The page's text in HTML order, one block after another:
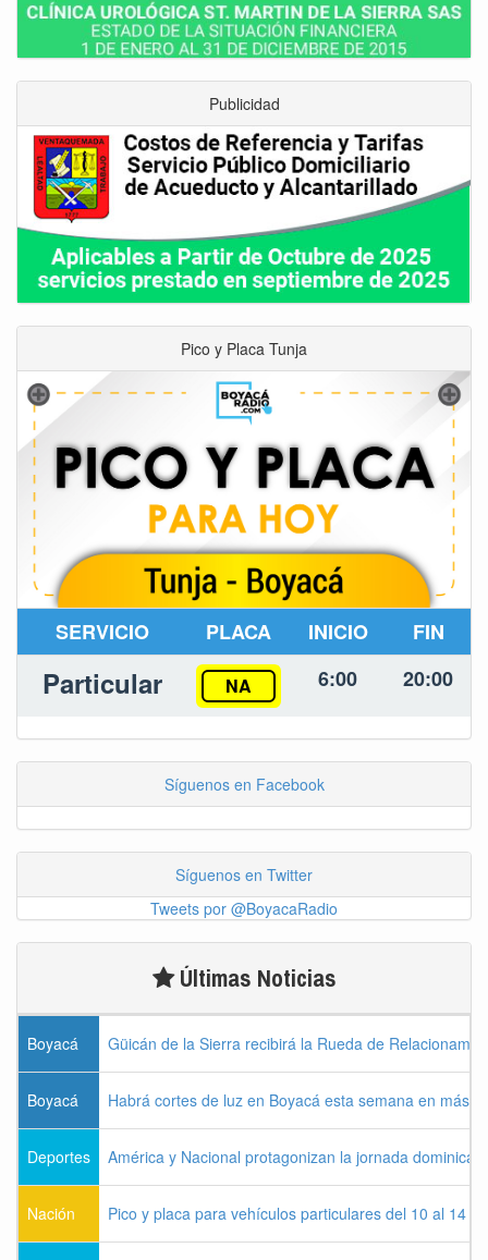
Publicidad
Pico y Placa Tunja
SERVICIO PLACA INICIO FIN
Particular NA 6:00 20:00
Síguenos en Facebook
Síguenos en Twitter
Tweets por @BoyacaRadio
Últimas Noticias
Boyacá Güicán de la Sierra recibirá la Rueda de
Boyacá Habrá cortes de luz en Boyacá esta semana en más
Deportes América y Nacional protagonizan la jornada dominical
Nación Pico y placa para vehículos particulares del 10 al 14